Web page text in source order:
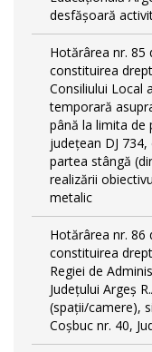
desfășoară
Hotărârea nr. 85
constituirea
Consiliului Local
temporară
până la limita de
județean DJ
partea stângă
realizării
metalic
Hotărârea nr. 86
constituirea
Regiei de
Județului Argeș
(spații/camere),
Coșbuc nr. 40,